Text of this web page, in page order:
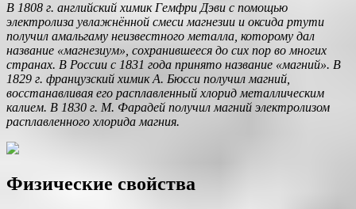
В 1808 г. английский химик Гемфри Дэви с помощью
электролиза увлажнённой смеси магнезии и оксида ртути
получил амальгаму неизвестного металла, которому дал
название «магнезиум», сохранившееся до сих пор во многих
странах. В России с 1831 года принято название «магний». В
1829 г. французский химик А. Бюсси получил магний,
восстанавливая его расплавленный хлорид металлическим
калием. В 1830 г. М. Фарадей получил магний электролизом
расплавленного хлорида магния.
Физические свойства